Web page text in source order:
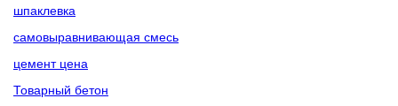
шпаклевка
самовыравнивающая смесь
цемент цена
Товарный бетон